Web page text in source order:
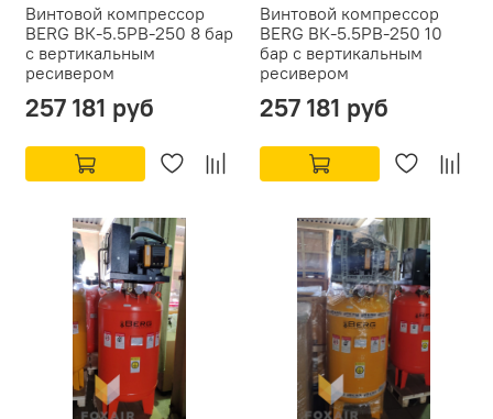
Винтовой компрессор
BERG ВК-5.5РВ-250 8 бар
с вертикальным
ресивером
257 181 руб
Винтовой компрессор
BERG ВК-5.5РВ-250 10
бар с вертикальным
ресивером
257 181 руб